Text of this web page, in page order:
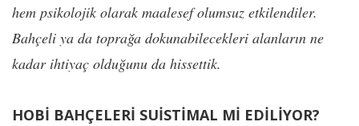
hem psikolojik olarak maalesef olumsuz etkilendiler.
Bahçeli ya da toprağa dokunabilecekleri alanların ne
kadar ihtiyaç olduğunu da hissettik.
HOBİ BAHÇELERİ SUİSTİMAL Mİ EDİLİYOR?